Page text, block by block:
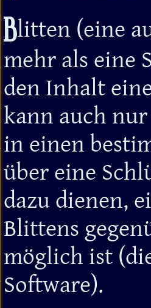
Blitten (eine
mehr als eine
den Inhalt
kann auch
in einen
über eine
dazu dienen,
Blittens
möglich ist
Software).